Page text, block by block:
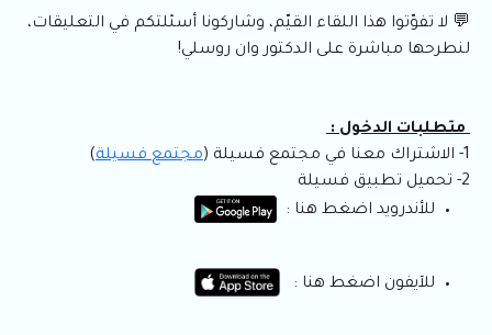
💬 لا تفوّتوا هذا اللقاء القيّم، وشاركونا أسئلتكم في التعليقات،
لنطرحها مباشرة على الدكتور وان روسلي!
متطلبات الدخول :
1- الاشتراك معنا في مجتمع فسيلة (
مجتمع فسيلة)
2- تحميل تطبيق فسيلة
للأندرويد اضغط هنا :
للآيفون اضغط هنا :